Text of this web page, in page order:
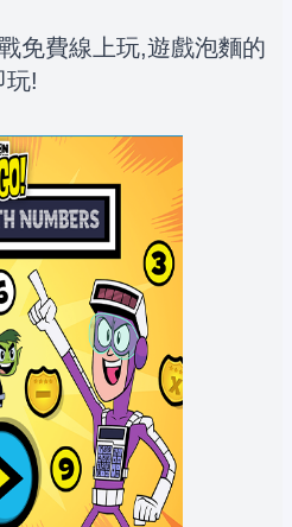
免費線上玩,遊戲泡麵的
玩!